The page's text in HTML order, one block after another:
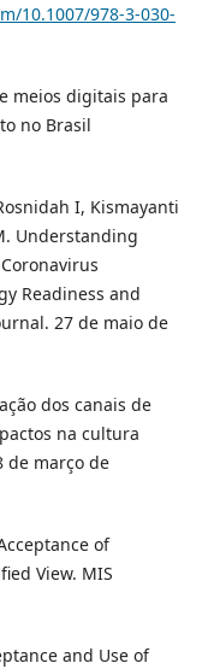
10.1007/978-3-030-
meios digitais para
no Brasil
I, Kismayanti
Understanding
Readiness and
27 de maio de
dos canais de
na cultura
de março de
of
View. MIS
and Use of